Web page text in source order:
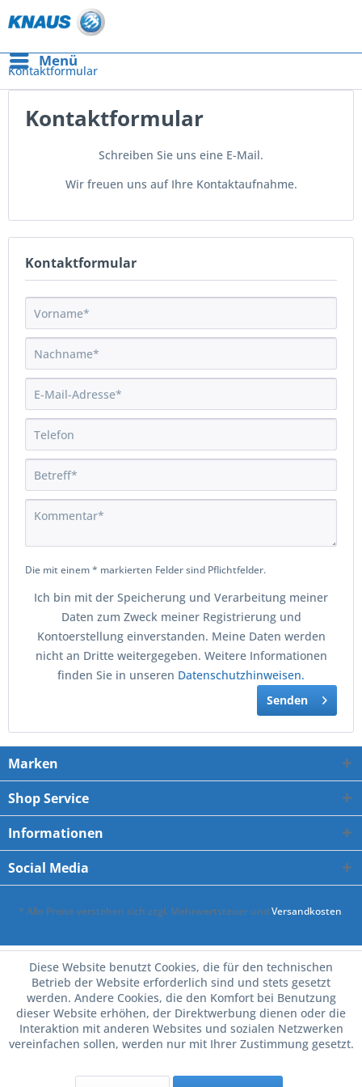
Menü
Kontaktformular
Kontaktformular
Schreiben Sie uns eine E-Mail.
Wir freuen uns auf Ihre Kontaktaufnahme.
Kontaktformular
Die mit einem * markierten Felder sind Pflichtfelder.
Ich bin mit der Speicherung und Verarbeitung meiner
Daten zum Zweck meiner Registrierung und
Kontoerstellung einverstanden. Meine Daten werden
nicht an Dritte weitergegeben. Weitere Informationen
finden Sie in unseren Datenschutzhinweisen.
Senden
Marken
Shop Service
Informationen
Social Media
* Alle Preise verstehen sich zzgl. Mehrwertsteuer und Versandkosten.
Diese Website benutzt Cookies, die für den technischen
Betrieb der Website erforderlich sind und stets gesetzt
werden. Andere Cookies, die den Komfort bei Benutzung
dieser Website erhöhen, der Direktwerbung dienen oder die
Interaktion mit anderen Websites und sozialen Netzwerken
vereinfachen sollen, werden nur mit Ihrer Zustimmung gesetzt.